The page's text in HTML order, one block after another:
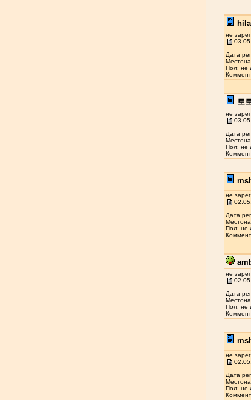
не
Дата
Пол: не
토
не
Дата
Пол: не
не
Дата
Пол: не
не
Дата
Пол: не
не
Дата
Пол: не